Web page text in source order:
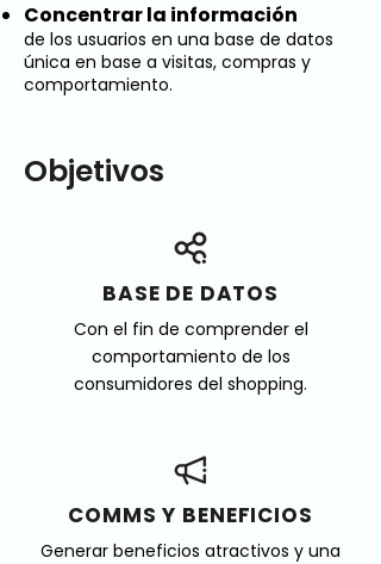
Concentrar la información
de los usuarios en una base de datos
única en base a visitas, compras y
comportamiento.
Objetivos
BASE DE DATOS
Con el fin de comprender el
comportamiento de los
consumidores del shopping.
COMMS Y BENEFICIOS
Generar beneficios atractivos y una